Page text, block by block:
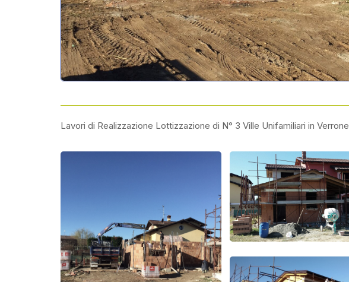
Lavori di Realizzazione Lottizzazione di N° 3 Ville Unifamiliari in Verrone